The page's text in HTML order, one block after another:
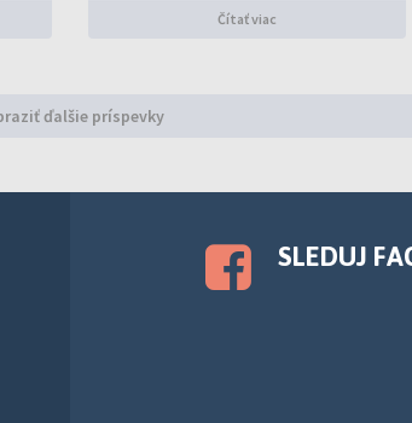
Čítať viac
ďalšie príspevky
SLEDUJ